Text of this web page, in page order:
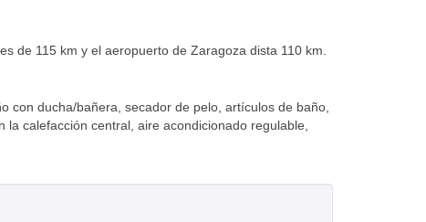
de 115 km y el aeropuerto de Zaragoza dista 110 km.
con ducha/bañera, secador de pelo, artículos de baño,
calefacción central, aire acondicionado regulable,